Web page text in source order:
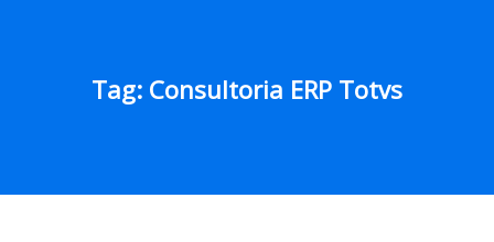
Tag: Consultoria ERP Totvs